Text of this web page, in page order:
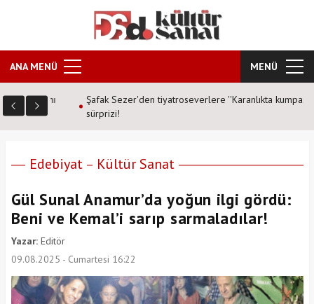
ANA MENÜ MENÜ
aynı
Şafak Sezer'den tiyatroseverlere ''Karanlıkta kumpas''
sürprizi!
Edebiyat Kültür Sanat
Gül Sunal Anamur’da yoğun ilgi gördü:
Beni ve Kemal’i sarıp sarmaladılar!
Yazar:Editör
09.08.2025 - Cumartesi 16:22